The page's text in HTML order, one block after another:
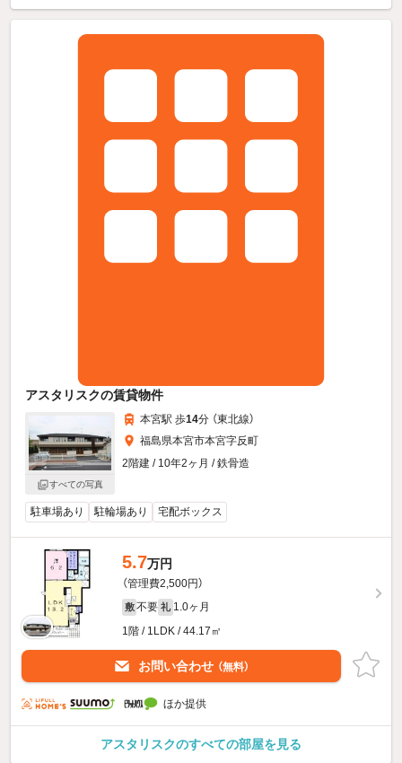
アスタリスクの賃貸物件
すべての写真
本宮駅 歩14分 （東北線）
福島県本宮市本宮字反町
2階建 / 10年2ヶ月 / 鉄骨造
駐車場あり 駐輪場あり 宅配ボックス
5.7万円
（管理費2,500円）
敷 不要 礼 1.0ヶ月
1階 / 1LDK / 44.17㎡
お問い合わせ （無料）
ほか提供
アスタリスクのすべての部屋を見る